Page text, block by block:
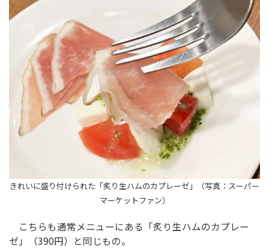
きれいに盛り付けられた「炙り生ハムのカプレーゼ」（写真：スーパー
マーケットファン）
こちらも通常メニューにある「炙り生ハムのカプレー
ゼ」（390円）と同じもの。